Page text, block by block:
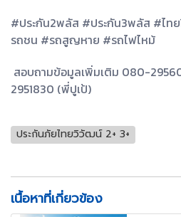
#ประกัน2พลัส #ประกัน3พลัส #ไท
รถชน #รถสูญหาย #รถไฟไหม้
สอบถามข้อมูลเพิ่มเติม 080-
2951830 (พี่ปูเป้)
ประกันภัยไทยวิวัฒน์ 2+ 3+
เนื้อหาที่เกี่ยวข้อง